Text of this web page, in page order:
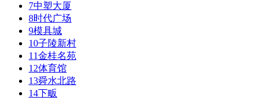
7中塑大厦
8时代广场
9模具城
10子陵新村
11金桂名苑
12体育馆
13舜水北路
14下畈